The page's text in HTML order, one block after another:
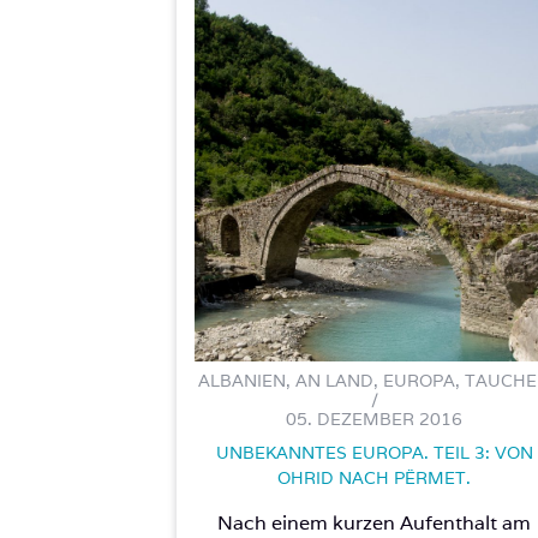
ALBANIEN, AN LAND, EUROPA,
/
05. DEZEMBER 2016
UNBEKANNTES EUROPA. TEIL 3: VON
OHRID NACH PËRMET.
Nach einem kurzen Aufenthalt am